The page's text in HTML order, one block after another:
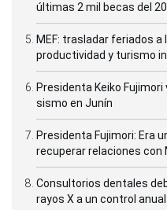
últimas 2 mil becas del
MEF: trasladar feriados
productividad y turismo
Presidenta Keiko
sismo en Junín
Presidenta Fujimori: Era
recuperar relaciones con
Consultorios dentales
rayos X a un control anual